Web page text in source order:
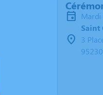
Saint
3